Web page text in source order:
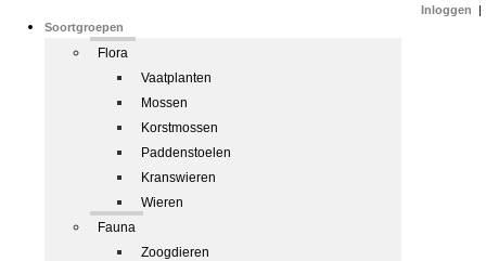
Soortgroepen
Flora
Vaatplanten
Mossen
Korstmossen
Paddenstoelen
Kranswieren
Wieren
Fauna
Zoogdieren
Inloggen |